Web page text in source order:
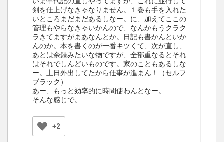
剣を仕上げなきゃなりません。１巻も手を入れた
いところまだまだあるしなー。に、加えてここの
管理もやらなきゃいかんので、なんかもうクラク
ラきてますがまあなんとか。日記も書かんといか
んのか。本を書くのが一番キツくて、次が直し、
あとは余録みたいな物ですが、全部重なるとそれ
はそれでしんどいものです。家のこともあるしな
ー。土日外出してたから仕事が進まん！（セルフ
ブラック）
あー、もっと効率的に時間使わんとなー。
そんな感じで。
+2